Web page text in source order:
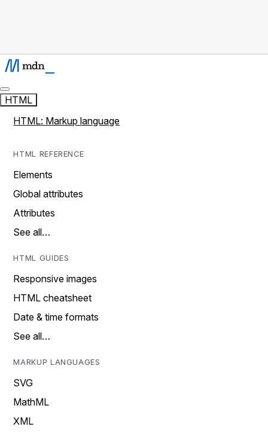
HTML
HTML: Markup language
HTML REFERENCE
Elements
Global attributes
Attributes
See all…
HTML GUIDES
Responsive images
HTML cheatsheet
Date & time formats
See all…
MARKUP LANGUAGES
SVG
MathML
XML